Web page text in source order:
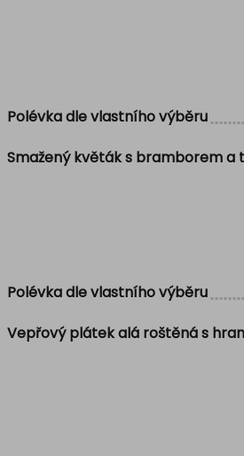
Polévka dle vlastního výběru
Smažený květák s bramborem a
Polévka dle vlastního výběru
Vepřový plátek alá roštěná s